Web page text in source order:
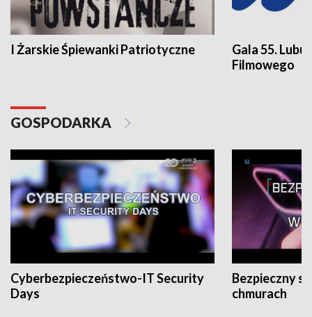
I Żarskie Śpiewanki Patriotyczne
Gala 55.
Filmowego
GOSPODARKA
Cyberbezpieczeństwo-IT Security
Days
Bezpieczny
chmurach